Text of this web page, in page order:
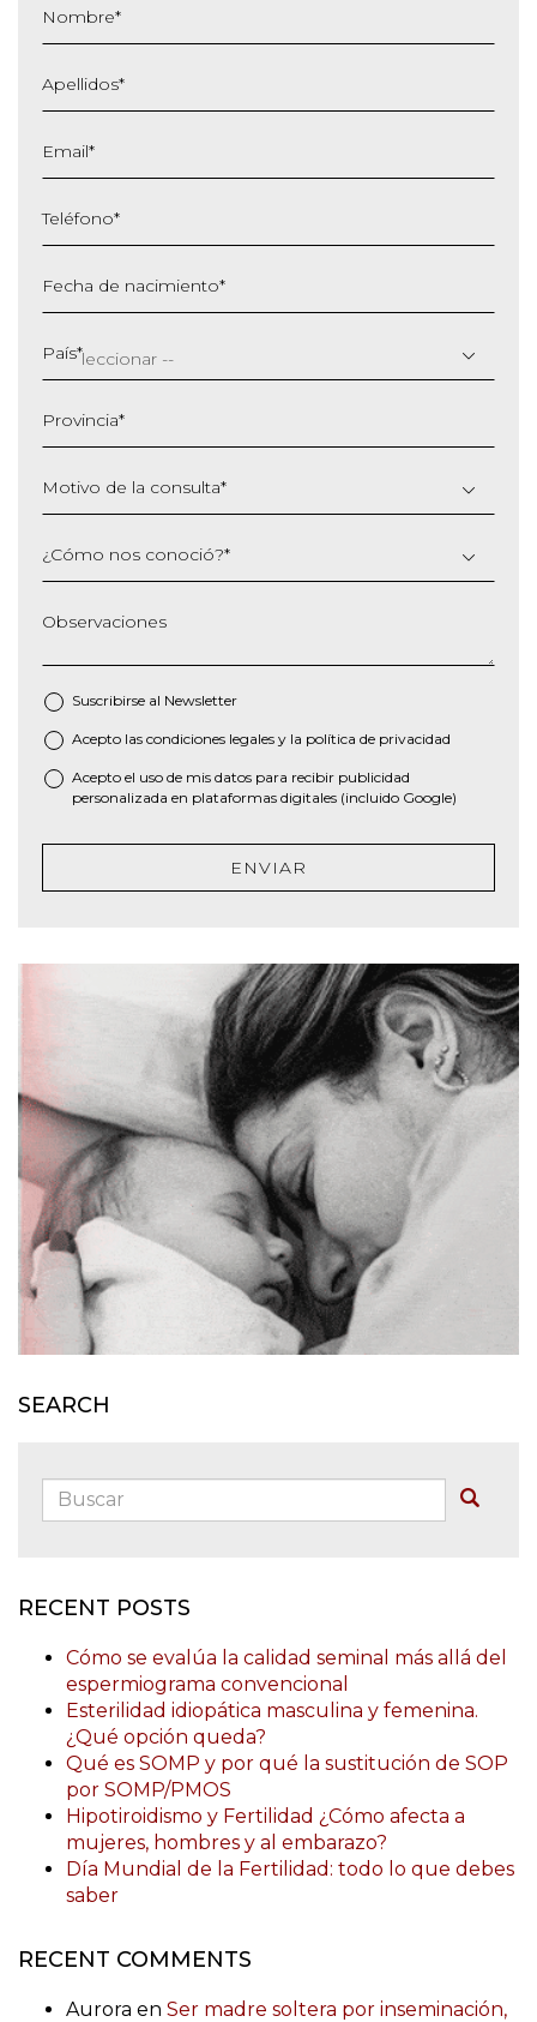
Nombre*
Apellidos*
Email*
Teléfono*
Fecha de nacimiento*
barra
MM
AAAA
País*
Provincia*
Motivo de la consulta*
¿Cómo nos conoció?*
Observaciones
Suscribirse al Newsletter
* Acepto las condiciones legales y la política de privacidad
Acepto el uso de mis datos para recibir publicidad
personalizada en plataformas digitales (incluido Google)
ENVIAR
SEARCH
Buscar:
RECENT POSTS
Cómo se evalúa la calidad seminal más allá del
espermiograma convencional
Esterilidad idiopática masculina y femenina.
¿Qué opción queda?
Qué es SOMP y por qué la sustitución de SOP
por SOMP/PMOS
Hipotiroidismo y Fertilidad ¿Cómo afecta a
mujeres, hombres y al embarazo?
Día Mundial de la Fertilidad: todo lo que debes
saber
RECENT COMMENTS
Aurora en Ser madre soltera por inseminación,